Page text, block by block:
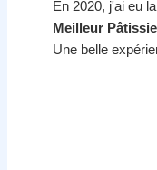
En 2020, j'ai eu
Meilleur
Une belle